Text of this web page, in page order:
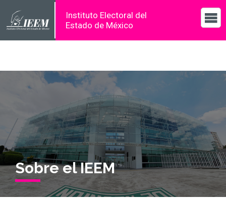
Instituto Electoral del
Estado de México
Sobre el IEEM